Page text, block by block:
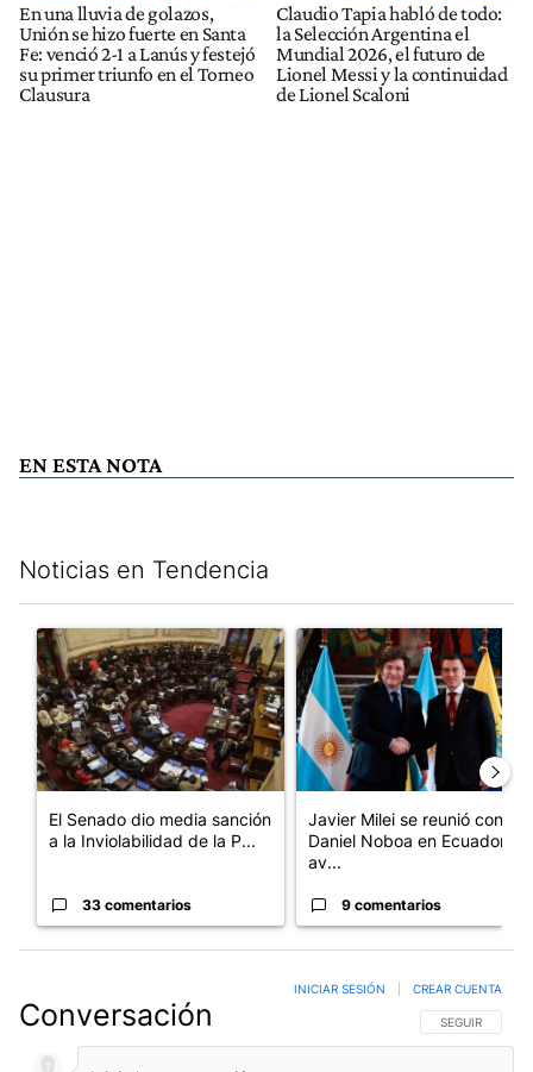
En una lluvia de golazos,
Unión se hizo fuerte en Santa
Fe: venció 2-1 a Lanús y festejó
su primer triunfo en el Torneo
Clausura
Claudio Tapia habló de todo:
la Selección Argentina el
Mundial 2026, el futuro de
Lionel Messi y la continuidad
de Lionel Scaloni
EN ESTA NOTA
Noticias en Tendencia
Un artículo de tendencia con el título "El Senado dio media
El Senado dio media sanción
a la Inviolabilidad de la P...
33 comentarios
Un artículo de tendencia con
Javier Milei se reunió con
Daniel Noboa en Ecuador y
av...
9 comentarios
Conversación SIGA ESTA
SEGUIR
INICIAR SESIÓN CREAR CUENTA